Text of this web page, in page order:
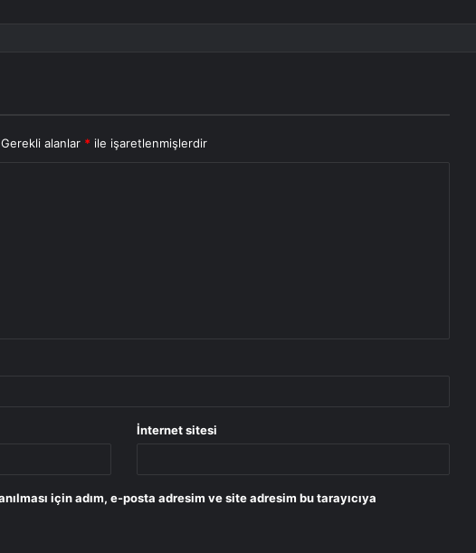
Gerekli alanlar * ile işaretlenmişlerdir
İnternet sitesi
için adım, e-posta adresim ve site adresim bu tarayıcıya